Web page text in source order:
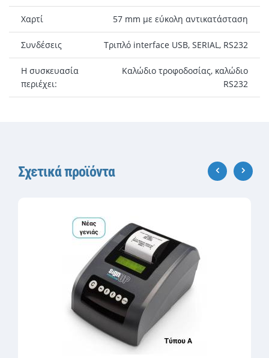
Χαρτί 57 mm με εύκολη αντικατάσταση
Συνδέσεις Τριπλό interface USB, SERIAL, RS232
Η συσκευασία
περιέχει:
Καλώδιο τροφοδοσίας, καλώδιο
RS232
Σχετικά προϊόντα